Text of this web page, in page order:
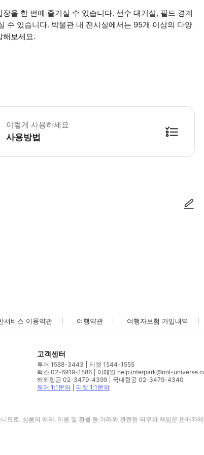
을 한 번에 즐기실 수 있습니다. 선수 대기실, 필드 경계
수 있습니다. 박물관 내 전시실에서는 95개 이상의 다양
해보세요.
이 규정: - 5세 미만 어린이는 무료 입장 가능합니다. 단, 티켓이
이렇게 사용하세요
사용방법
서비스 이용약관 여행약관 여행자보험 가입내역
고객센터
투어 1588-3443
티켓 1544-1555
팩스 02-6919-1586
이메일 help.interpark@nol-
해외항공 02-3479-4399
국내항공 02-3479-4340
투어 1:1문의
티켓 1:1문의
므로, 상품의 예약, 이용 및 환불 등 거래와 관련된 의무와 책임은 판매자